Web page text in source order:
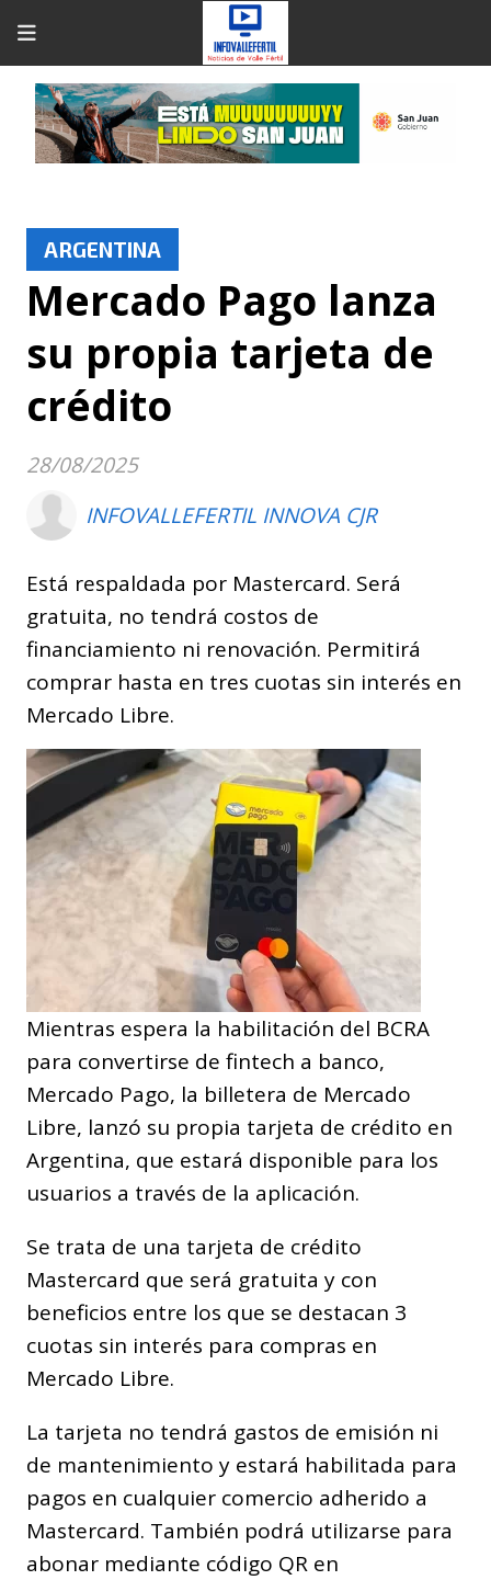
Mercado Pago lanza
su propia tarjeta de
crédito
Está respaldada por Mastercard. Será
gratuita, no tendrá costos de
financiamiento ni renovación. Permitirá
comprar hasta en tres cuotas sin interés en
Mercado Libre.
ARGENTINA
28/08/2025
INFOVALLEFERTIL INNOVA CJR
Mientras espera la habilitación del BCRA
para convertirse de fintech a banco,
Mercado Pago, la billetera de Mercado
Libre, lanzó su propia tarjeta de crédito en
Argentina, que estará disponible para los
usuarios a través de la aplicación.
Se trata de una tarjeta de crédito
Mastercard que será gratuita y con
beneficios entre los que se destacan 3
cuotas sin interés para compras en
Mercado Libre.
La tarjeta no tendrá gastos de emisión ni
de mantenimiento y estará habilitada para
pagos en cualquier comercio adherido a
Mastercard. También podrá utilizarse para
abonar mediante código QR en